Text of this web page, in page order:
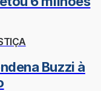
Buzzi à